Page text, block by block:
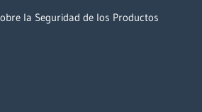
la Seguridad de los Productos